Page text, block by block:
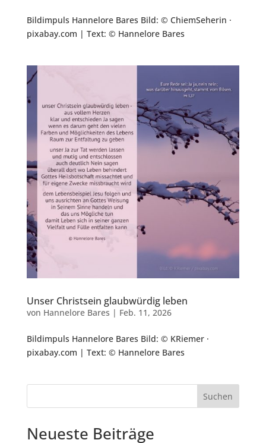
Bildimpuls Hannelore Bares Bild: © ChiemSeherin ·
pixabay.com | Text: © Hannelore Bares
Unser Christsein glaubwürdig leben
von Hannelore Bares | Feb. 11, 2026
Bildimpuls Hannelore Bares Bild: © KRiemer ·
pixabay.com | Text: © Hannelore Bares
Suchen
Neueste Beiträge